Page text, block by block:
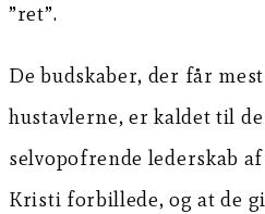
”ret”.
De budskaber, der får
hustavlerne, er kaldet til
selvopofrende lederskab
Kristi forbillede, og at de